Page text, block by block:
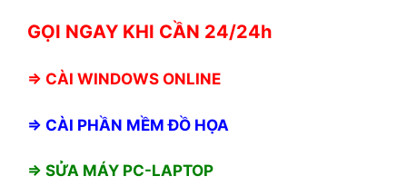
GỌI NGAY KHI CẦN 24/24h
⇒ CÀI WINDOWS ONLINE
⇒ CÀI PHẦN MỀM ĐỒ HỌA
⇒ SỬA MÁY PC-LAPTOP